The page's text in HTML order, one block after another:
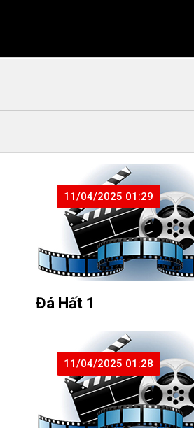
11/04/2025 01:29
Đá Hất 1
11/04/2025 01:28